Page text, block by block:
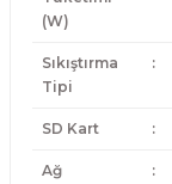
(W)
Sıkıştırma
Tipi
:
SD Kart :
Ağ
: